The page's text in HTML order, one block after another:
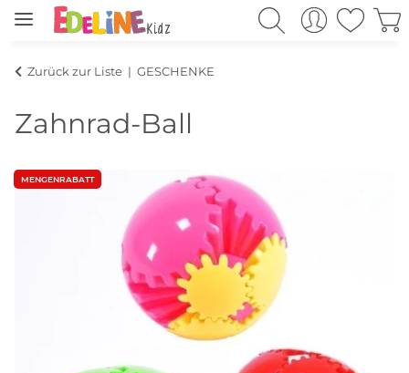
Zurück zur Liste GESCHENKE
Zahnrad-Ball
MENGENRABATT